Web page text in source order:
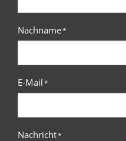
Nachname*
E-Mail*
Nachricht*